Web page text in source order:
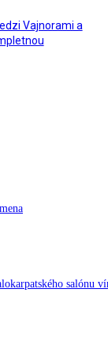
Vajnorami a
salónu